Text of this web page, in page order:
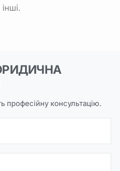
професійну консультацію.